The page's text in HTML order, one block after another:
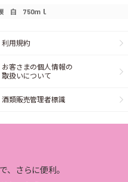
白 750ｍｌ
利用規約
お客さまの個人情報の
取扱いについて
酒類販売管理者標識
、さらに便利。